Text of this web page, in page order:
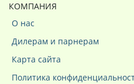
КОМПАНИЯ
О нас
Дилерам и парнерам
Карта сайта
Политика